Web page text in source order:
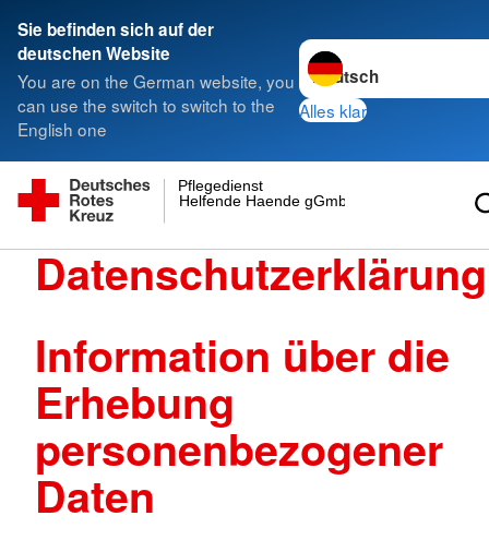
Sie befinden sich auf der
deutschen Website
You are on the German website, you
can use the switch to switch to the
English one
Sprache wechseln zu
Alles klar
Helfende Haende gGmbH
Pflegedienst
Datenschutzerklärung
Information über die
Erhebung
personenbezogener
Daten